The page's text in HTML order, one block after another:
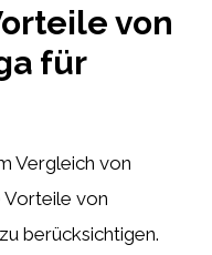
von
für
Vergleich von
Vorteile von
berücksichtigen.